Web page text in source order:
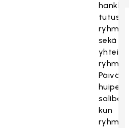
sekä
yhteistä
Päivä
kun
ryhmä